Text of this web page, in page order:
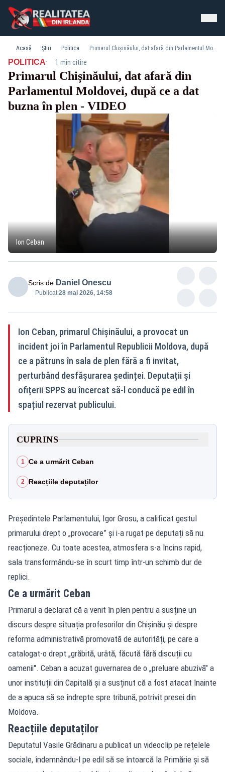
Acasă Știri Politica Primarul Chișinăului, dat afară din Parlamentul Moldovei, după ce a dat buzna în plen - VIDEO
POLITICA· 1 min citire
Primarul Chișinăului, dat afară din
Parlamentul Moldovei, după ce a dat
buzna în plen - VIDEO
Ion Ceban
Scris de Daniel Onescu
Publicat:28 mai 2026, 14:58
Ion Ceban, primarul Chișinăului, a provocat un
incident joi în Parlamentul Republicii Moldova, după
ce a pătruns în sala de plen fără a fi invitat,
perturbând desfășurarea ședinței. Deputații și
ofițerii SPPS au încercat să-l conducă pe edil în
spațiul rezervat publicului.
CUPRINS
1 Ce a urmărit Ceban
2 Reacțiile deputaților
Președintele Parlamentului, Igor Grosu, a calificat gestul
primarului drept o „provocare” și i-a rugat pe deputați să nu
reacționeze. Cu toate acestea, atmosfera s-a încins rapid,
sala transformându-se în scurt timp într-un schimb dur de
replici.
Ce a urmărit Ceban
Primarul a declarat că a venit în plen pentru a susține un
discurs despre situația profesorilor din Chișinău și despre
reforma administrativă promovată de autorități, pe care a
catalogat-o drept „grăbită, urâtă, făcută fără discuții cu
oamenii". Ceban a acuzat guvernarea de o „preluare abuzivă" a
unor instituții din Capitală și a susținut că a fost atacat înainte
de a apuca să se îndrepte spre tribună, potrivit presei din
Moldova.
Reacțiile deputaților
Deputatul Vasile Grădinaru a publicat un videoclip pe rețelele
sociale, îndemnându-l pe edil să se întoarcă la Primărie și să